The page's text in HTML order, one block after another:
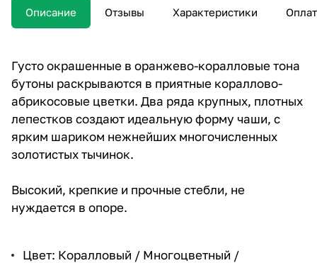
ярким шариком нежнейших
многочисленных золотистых
Высокий, крепкие и прочные
стебли, не нуждается в
опоре.
Описание Отзывы Характеристики
Густо окрашенные в оранжево-коралловые тона
бутоны раскрываются в приятные кораллово-
абрикосовые цветки. Два ряда крупных, плотных
лепестков создают идеальную форму чаши, с
ярким шариком нежнейших многочисленных
золотистых тычинок.
Высокий, крепкие и прочные стебли, не
нуждается в опоре.
Цвет: Коралловый / Многоцветный /